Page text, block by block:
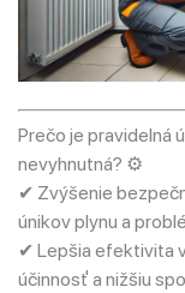
Prečo je pravidelná
nevyhnutná? ⚙
✔ Zvýšenie
únikov plynu a
✔ Lepšia efektivita
účinnosť a nižšiu